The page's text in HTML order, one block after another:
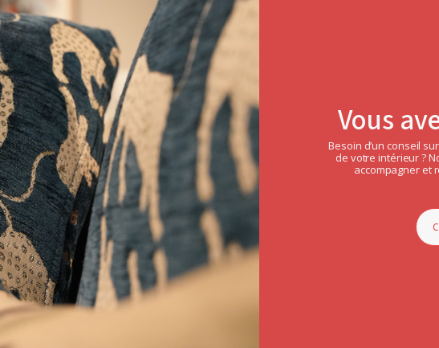
Vous
Besoin d’un conseil
de votre intérieur ?
accompagner et